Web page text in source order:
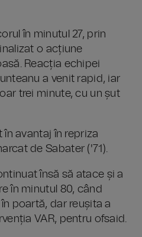
în minutul 27, prin
o acțiune
Reacția echipei
a venit rapid, iar
trei minute, cu un șut
în avantaj în repriza
de Sabater ('71).
însă să atace și a
în minutul 80, când
poartă, dar reușita a
VAR, pentru ofsaid.